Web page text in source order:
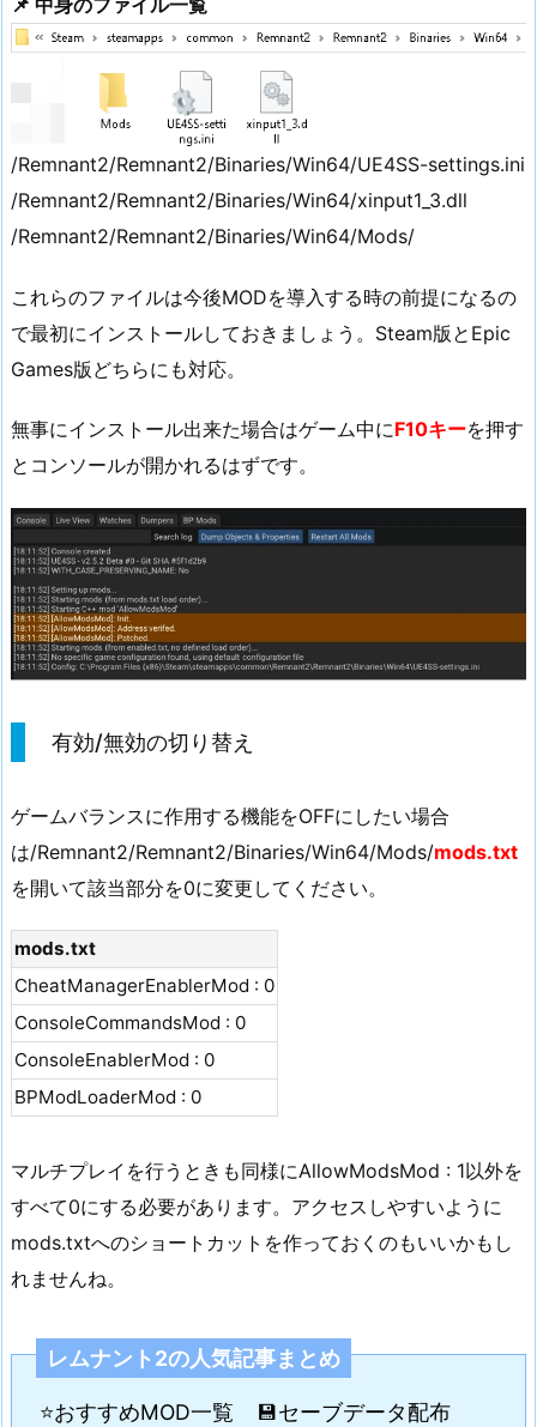
/Remnant2/Remnant2/Binaries/Win64/UE4SS-settings.ini
/Remnant2/Remnant2/Binaries/Win64/xinput1_3.dll
/Remnant2/Remnant2/Binaries/Win64/Mods/
これらのファイルは今後MODを導入する時の前提になるの
で最初にインストールしておきましょう。Steam版とEpic
Games版どちらにも対応。
無事にインストール出来た場合はゲーム中にF10キーを押す
とコンソールが開かれるはずです。
有効/無効の切り替え
ゲームバランスに作用する機能をOFFにしたい場合
は/Remnant2/Remnant2/Binaries/Win64/Mods/mods.txt
を開いて該当部分を0に変更してください。
mods.txt
CheatManagerEnablerMod : 0
ConsoleCommandsMod : 0
ConsoleEnablerMod : 0
BPModLoaderMod : 0
マルチプレイを行うときも同様にAllowModsMod : 1以外を
すべて0にする必要があります。アクセスしやすいように
mods.txtへのショートカットを作っておくのもいいかもし
れませんね。
レムナント2の人気記事まとめ
⭐おすすめMOD一覧 💾セーブデータ配布